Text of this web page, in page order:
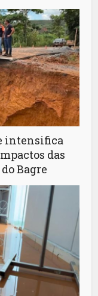
intensifica
das
Bagre